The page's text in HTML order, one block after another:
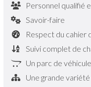
Personnel qualifié
Savoir-faire
Respect du cahier
Suivi complet de
Un parc de
Une grande